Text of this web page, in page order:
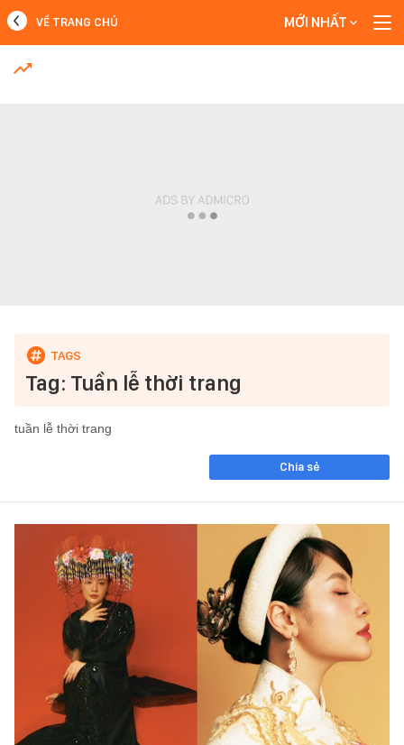
MỚI NHẤT
VỀ TRANG CHỦ MỚI NHẤT
Tag: Tuần lễ thời trang
tuần lễ thời trang
Chia sẻ